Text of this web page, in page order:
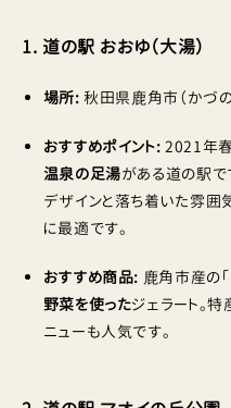
1. 道の駅 おおゆ（大湯）
場所: 秋田県鹿角市（かづの
おすすめポイント: 2021年春
温泉の足湯がある道の駅で
デザインと落ち着いた雰囲
に最適です。
おすすめ商品: 鹿角市産の「
野菜を使ったジェラート。特
ニューも人気です。